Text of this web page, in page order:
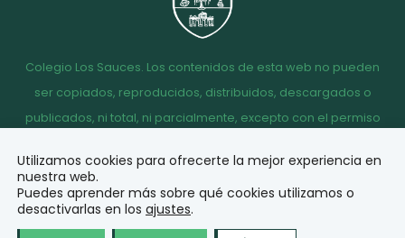
Colegio Los Sauces. Los contenidos de esta web no pueden
ser copiados, reproducidos, distribuidos, descargados o
publicados, ni total, ni parcialmente, excepto con el permiso
Aviso
legal
Política de
Privacidad
Política de
Cookies
Acceso
© Diseño y desarrollo
Utilizamos cookies para ofrecerte la mejor experiencia en
nuestra web.
Puedes aprender más sobre qué cookies utilizamos o
desactivarlas en los ajustes.